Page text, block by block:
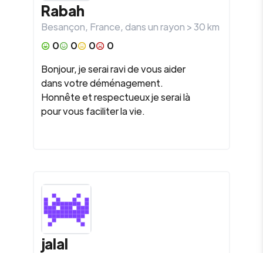
Rabah
Besançon, France, dans un rayon >30km
0
0 0
0
Bonjour, je serai ravi de vous aider
dans votre déménagement.
Honnête et respectueux je serai là
pour vous faciliter la vie.
jalal